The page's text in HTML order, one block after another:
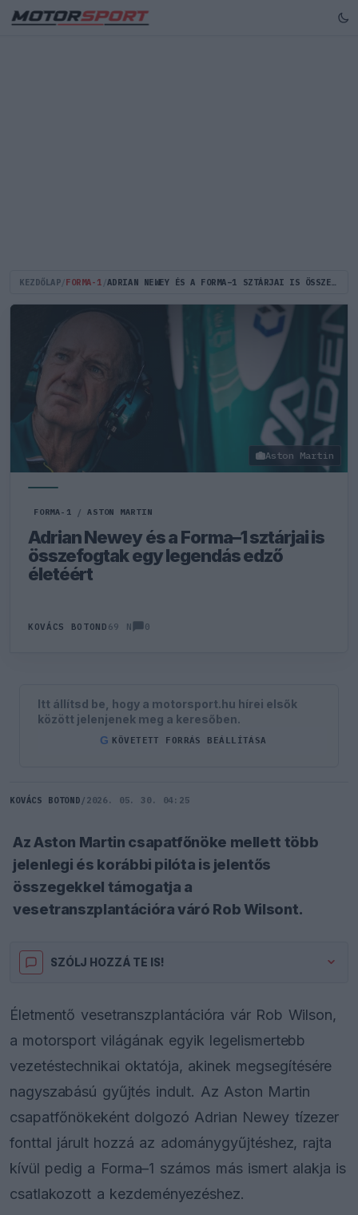
KEZDŐLAP FORMA-1 ADRIAN NEWEY ÉS A FORMA–1 SZTÁRJAI IS ÖSSZEFOGTAK EGY LEGENDÁS EDZŐ ÉLETÉÉRT
Aston Martin
FORMA-1 / ASTON MARTIN
Adrian Newey és a Forma–1 sztárjai is
összefogtak egy legendás edző
életéért
KOVÁCS BOTOND 69 N 0
Itt állítsd be, hogy a motorsport.hu hírei elsők
között jelenjenek meg a keresőben.
G KÖVETETT FORRÁS BEÁLLÍTÁSA
KOVÁCS BOTOND / 2026. 05. 30. 04:25
Az Aston Martin csapatfőnöke mellett több
jelenlegi és korábbi pilóta is jelentős
összegekkel támogatja a
vesetranszplantációra váró Rob Wilsont.
SZÓLJ HOZZÁ TE IS!
Életmentő vesetranszplantációra vár Rob Wilson,
a motorsport világának egyik legelismertebb
vezetéstechnikai oktatója, akinek megsegítésére
nagyszabású gyűjtés indult. Az Aston Martin
csapatfőnökeként dolgozó Adrian Newey tízezer
fonttal járult hozzá az adománygyűjtéshez, rajta
kívül pedig a Forma–1 számos más ismert alakja is
csatlakozott a kezdeményezéshez.